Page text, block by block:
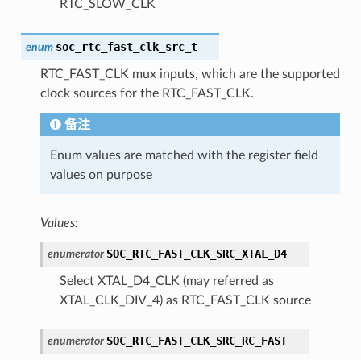
RTC_SLOW_CLK
enum soc_rtc_fast_clk_src_t
RTC_FAST_CLK mux inputs, which are the supported
clock sources for the RTC_FAST_CLK.
备注
Enum values are matched with the register field
values on purpose
Values:
enumerator SOC_RTC_FAST_CLK_SRC_XTAL_D4
Select XTAL_D4_CLK (may referred as
XTAL_CLK_DIV_4) as RTC_FAST_CLK source
enumerator SOC_RTC_FAST_CLK_SRC_RC_FAST